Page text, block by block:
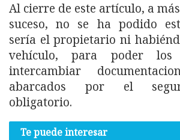
Al cierre de este artículo, a
suceso, no se ha podido
sería el propietario ni
vehículo, para poder los
intercambiar
abarcados por el
obligatorio.
Te puede interesar